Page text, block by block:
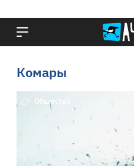
Комары
Общество